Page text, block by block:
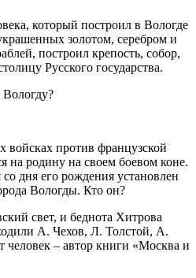
который построил в Вологде
золотом, серебром и
построил крепость, собор,
Русского государства.
войсках против французской
на родину на своем боевом коне.
дня его рождения установлен
Вологды. Кто он?
свет, и беднота Хитрова
А. Чехов, Л. Толстой, А.
– автор книги «Москва и